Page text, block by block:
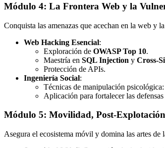
Módulo 4: La Frontera Web y la
Conquista las amenazas que acechan en la web y
Web Hacking Esencial:
Exploración de OWASP Top 10.
Maestría en SQL Injection y Cross-
Protección de APIs.
Ingeniería Social:
Técnicas de manipulación psicológica:
Aplicación para fortalecer las defensas
Módulo 5: Movilidad, Post-
Asegura el ecosistema móvil y domina las artes